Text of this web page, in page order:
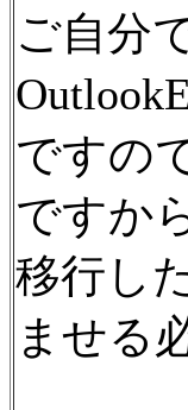
ご自分
ですの
ですか
移行し
ませる